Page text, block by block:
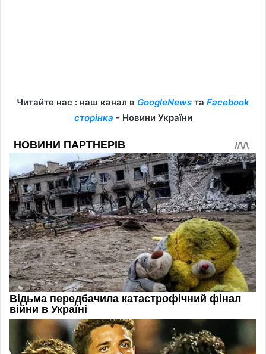
Читайте нас : наш канал в GoogleNews та Facebook
сторінка - Новини України